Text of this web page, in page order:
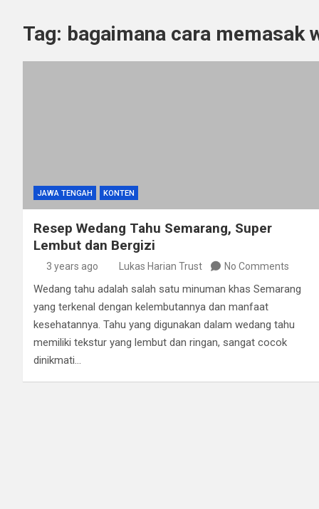
Tag: bagaimana cara memasak
JAWA TENGAH KONTEN
Resep Wedang Tahu Semarang, Super
Lembut dan Bergizi
3 years ago Lukas Harian Trust No Comments
Wedang tahu adalah salah satu minuman khas Semarang
yang terkenal dengan kelembutannya dan manfaat
kesehatannya. Tahu yang digunakan dalam wedang tahu
memiliki tekstur yang lembut dan ringan, sangat cocok
dinikmati…